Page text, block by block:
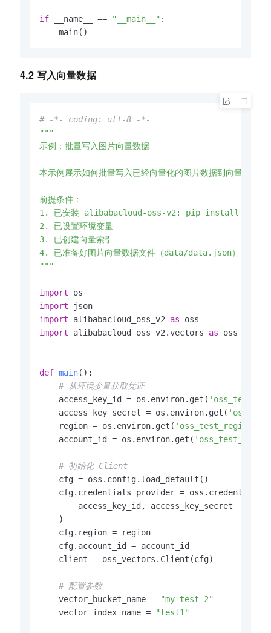
if __name__ == "__main__" :
    main()
4.2 写入向量数据
# -*- coding: utf-8 -*-
"""
示例：批量写入图片向量数据
本示例展示如何批量写入已经向量化的图片数据到向量索引中
前提条件：
1. 已安装 alibabacloud-oss-v2: pip install
2. 已设置环境变量
3. 已创建向量索引
4. 已准备好图片向量数据文件（data/data.json）
"""
import
import
import alibabacloud_oss_v2 as
import alibabacloud_oss_v2.vectors as
def main():
# 从环境变量获取凭证
    access_key_id = os.environ.get(
    access_key_secret = os.environ.get(
    region = os.environ.get(
'oss_test_region'
    account_id = os.environ.get(
# 初始化 Client
    cfg = oss.config.load_default()
cfg.credentials_provider =
        access_key_id, access_key_secret
    )
    cfg.region = region
    cfg.account_id = account_id
    client = oss_vectors.Client(cfg)
# 配置参数
    vector_bucket_name =
"my-test-2"
    vector_index_name =
"test1"